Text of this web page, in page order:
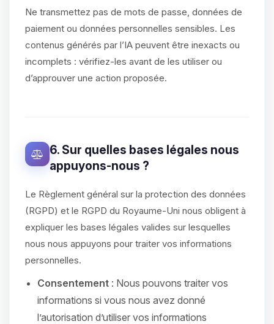
Ne transmettez pas de mots de passe, données de
paiement ou données personnelles sensibles. Les
contenus générés par l’IA peuvent être inexacts ou
incomplets : vérifiez-les avant de les utiliser ou
d’approuver une action proposée.
6. Sur quelles bases légales nous
appuyons-nous ?
Le Règlement général sur la protection des données
(RGPD) et le RGPD du Royaume-Uni nous obligent à
expliquer les bases légales valides sur lesquelles
nous nous appuyons pour traiter vos informations
personnelles.
Consentement : Nous pouvons traiter vos
informations si vous nous avez donné
l’autorisation d’utiliser vos informations